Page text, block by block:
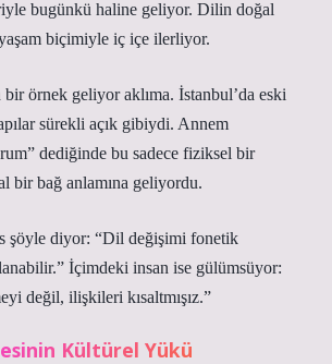
bugünkü haline geliyor. Dilin doğal
biçimiyle iç içe ilerliyor.
örnek geliyor aklıma. İstanbul’da eski
sürekli açık gibiydi. Annem
dediğinde bu sadece fiziksel bir
bir bağ anlamına geliyordu.
şöyle diyor: “Dil değişimi fonetik
İçimdeki insan ise gülümsüyor:
değil, ilişkileri kısaltmışız.”
Kültürel Yükü